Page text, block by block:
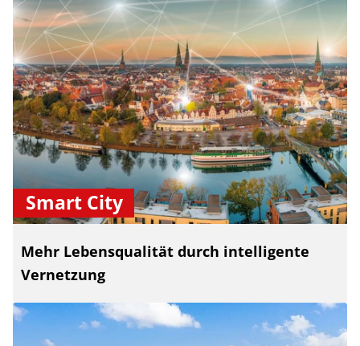
Smart City
Mehr Lebensqualität durch intelligente
Vernetzung